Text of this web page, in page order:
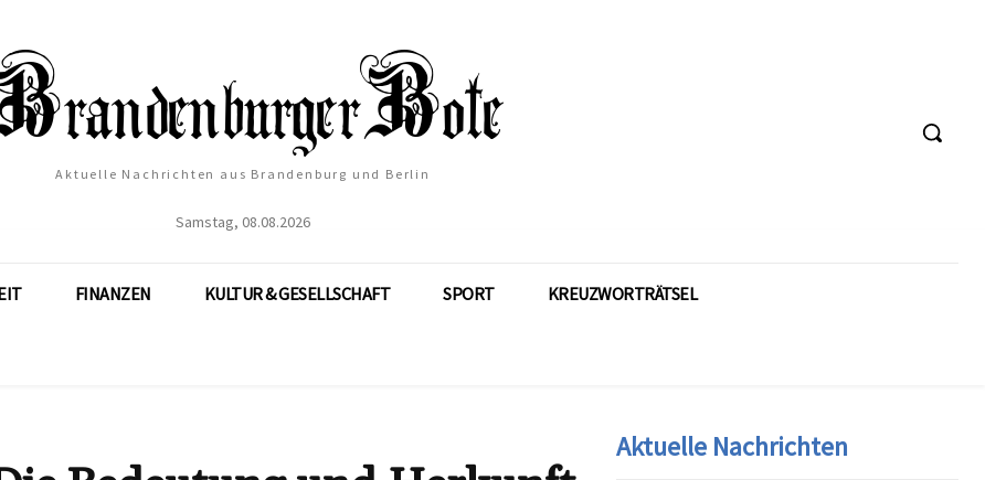
Aktuelle Nachrichten aus Brandenburg und Berlin
Samstag, 08.08.2026
FINANZEN KULTUR & GESELLSCHAFT SPORT KREUZWORTRÄTSEL
Aktuelle Nachrichten